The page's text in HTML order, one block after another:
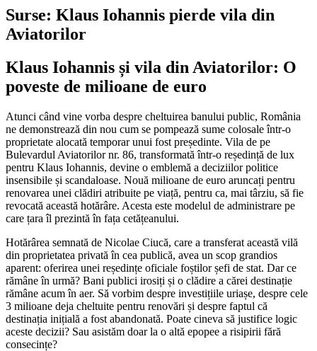
Surse: Klaus Iohannis pierde vila din
Aviatorilor
Klaus Iohannis și vila din Aviatorilor: O
poveste de milioane de euro
Atunci când vine vorba despre cheltuirea banului public, România
ne demonstrează din nou cum se pompează sume colosale într-o
proprietate alocată temporar unui fost președinte. Vila de pe
Bulevardul Aviatorilor nr. 86, transformată într-o reședință de lux
pentru Klaus Iohannis, devine o emblemă a deciziilor politice
insensibile și scandaloase. Nouă milioane de euro aruncați pentru
renovarea unei clădiri atribuite pe viață, pentru ca, mai târziu, să fie
revocată această hotărâre. Acesta este modelul de administrare pe
care țara îl prezintă în fața cetățeanului.
Hotărârea semnată de Nicolae Ciucă, care a transferat această vilă
din proprietatea privată în cea publică, avea un scop grandios
aparent: oferirea unei reședințe oficiale foștilor șefi de stat. Dar ce
rămâne în urmă? Bani publici irosiți și o clădire a cărei destinație
rămâne acum în aer. Să vorbim despre investițiile uriașe, despre cele
3 milioane deja cheltuite pentru renovări și despre faptul că
destinația inițială a fost abandonată. Poate cineva să justifice logic
aceste decizii? Sau asistăm doar la o altă epopee a risipirii fără
consecințe?